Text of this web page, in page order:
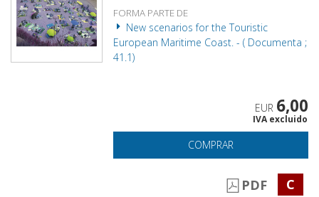
FORMA PARTE DE
New scenarios for the Touristic
European Maritime Coast. - ( Documenta ;
41.1)
EUR 6,00
IVA excluido
COMPRAR
PDF C